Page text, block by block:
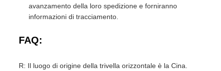
avanzamento della loro spedizione e forniranno
informazioni di tracciamento.
FAQ:
R: Il luogo di origine della trivella orizzontale è la Cina.